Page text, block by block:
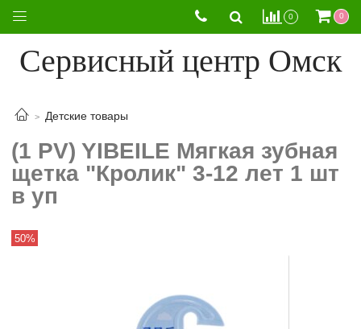
0 0
Сервисный центр Омск
Детские товары
(1 PV) YIBEILE Мягкая зубная
щетка "Кролик" 3-12 лет 1 шт
в уп
50%